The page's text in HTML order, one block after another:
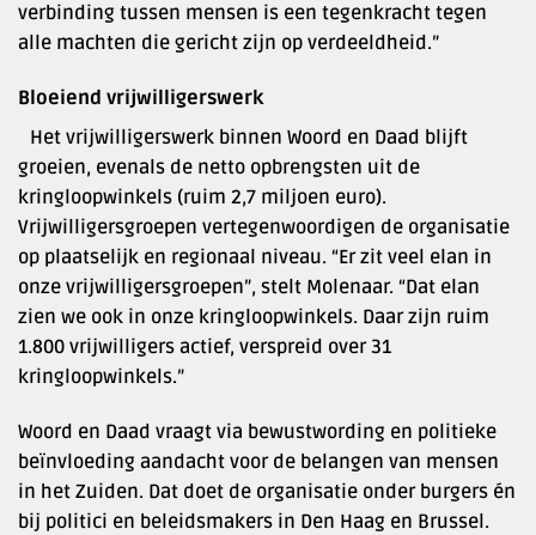
verbinding tussen mensen is een tegenkracht tegen
alle machten die gericht zijn op verdeeldheid.”
Bloeiend vrijwilligerswerk
Het vrijwilligerswerk binnen Woord en Daad blijft
groeien, evenals de netto opbrengsten uit de
kringloopwinkels (ruim 2,7 miljoen euro).
Vrijwilligersgroepen vertegenwoordigen de organisatie
op plaatselijk en regionaal niveau. “Er zit veel elan in
onze vrijwilligersgroepen”, stelt Molenaar. “Dat elan
zien we ook in onze kringloopwinkels. Daar zijn ruim
1.800 vrijwilligers actief, verspreid over 31
kringloopwinkels.”
Woord en Daad vraagt via bewustwording en politieke
beïnvloeding aandacht voor de belangen van mensen
in het Zuiden. Dat doet de organisatie onder burgers én
bij politici en beleidsmakers in Den Haag en Brussel.